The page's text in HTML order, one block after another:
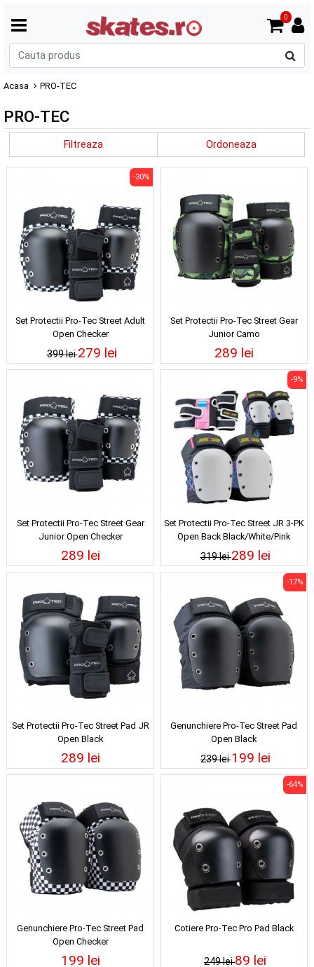
0
Acasa PRO-TEC
PRO-TEC
Filtreaza Ordoneaza
Set Protectii Pro-Tec Street Adult
Open Checker
399 lei
-30%
279 lei
Set Protectii Pro-Tec Street Gear
Junior Camo
289 lei
Set Protectii Pro-Tec Street Gear
Junior Open Checker
289 lei
Set Protectii Pro-Tec Street JR 3-PK
Open Back Black/White/Pink
319 lei
-9%
289 lei
Set Protectii Pro-Tec Street Pad JR
Open Black
289 lei
Genunchiere Pro-Tec Street Pad
Open Black
239 lei
-17%
199 lei
Genunchiere Pro-Tec Street Pad
Open Checker
199 lei
Cotiere Pro-Tec Pro Pad Black
249 lei
-64%
89 lei